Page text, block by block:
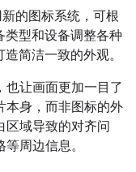
的图标系统，可根
类型和设备调整各种
简洁一致的外观。
也让画面更加一目了
本身，而非图标的外
区域导致的对齐问
周边信息。